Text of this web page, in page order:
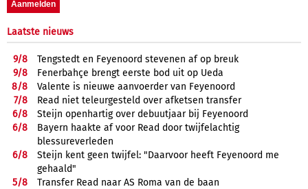
Laatste nieuws
9/8
Tengstedt en Feyenoord stevenen af op breuk
9/8
Fenerbahçe brengt eerste bod uit op Ueda
8/8
Valente is nieuwe aanvoerder van Feyenoord
7/8
Read niet teleurgesteld over afketsen transfer
6/8
Steijn openhartig over debuutjaar bij Feyenoord
6/8
Bayern haakte af voor Read door twijfelachtig
blessureverleden
6/8
Steijn kent geen twijfel: "Daarvoor heeft Feyenoord me
gehaald"
5/8
Transfer Read naar AS Roma van de baan